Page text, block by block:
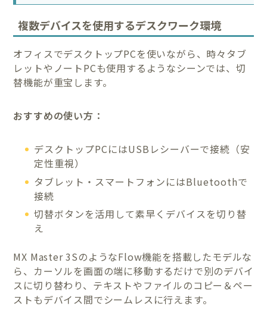
複数デバイスを使用するデスクワーク環境
オフィスでデスクトップPCを使いながら、時々タブ
レットやノートPCも使用するようなシーンでは、切
替機能が重宝します。
おすすめの使い方：
デスクトップPCにはUSBレシーバーで接続（安
定性重視）
タブレット・スマートフォンにはBluetoothで
接続
切替ボタンを活用して素早くデバイスを切り替
え
MX Master 3SのようなFlow機能を搭載したモデルな
ら、カーソルを画面の端に移動するだけで別のデバイ
スに切り替わり、テキストやファイルのコピー＆ペー
ストもデバイス間でシームレスに行えます。